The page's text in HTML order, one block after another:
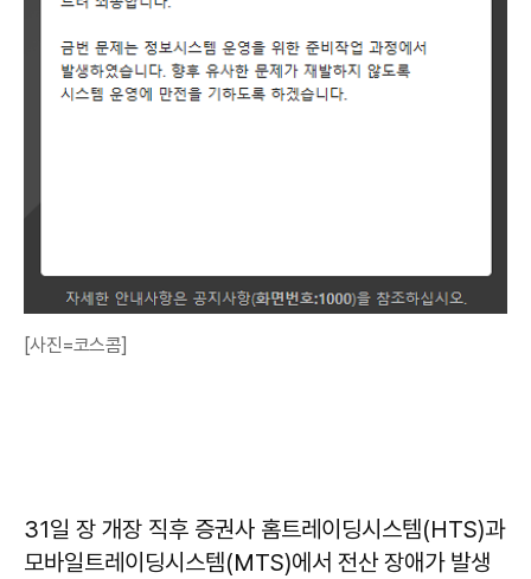
[사진=코스콤]
31일 장 개장 직후 증권사 홈트레이딩시스템(HTS)과
모바일트레이딩시스템(MTS)에서 전산 장애가 발생